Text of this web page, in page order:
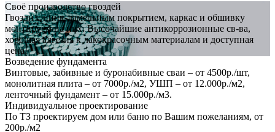
Своё производство гвоздей
Гвозди с цинк-ламельным покрытием, каркас и обшивку
монтируем на них. Высочайшие антикоррозионные св-ва,
хорошая адгезия к лакокрасочным материалам и доступная
цена!
Возведение фундамента
Винтовые, забивные и буронабивные сваи – от 4500р./шт,
монолитная плита – от 7000р./м2, УШП – от 12.000р./м2,
ленточный фундамент – от 15.000р./м3.
Индивидуальное проектирование
По ТЗ проектируем дом или баню по Вашим пожеланиям, от
200р./м2